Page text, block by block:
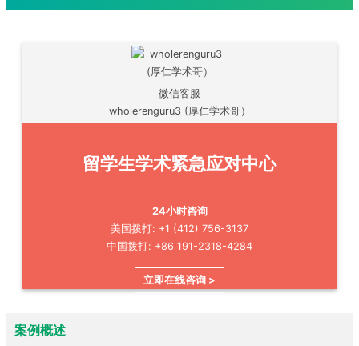
微信客服
wholerenguru3 (厚仁学术哥）
留学生学术紧急应对中心
24小时咨询
美国拨打: +1 (412) 756-3137
中国拨打: +86 191-2318-4284
立即在线咨询 >
案例概述